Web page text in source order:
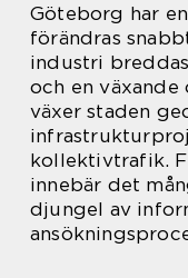
Göteborg har
förändras
industri
och en
växer staden
kollektivtrafik.
innebär det
djungel av